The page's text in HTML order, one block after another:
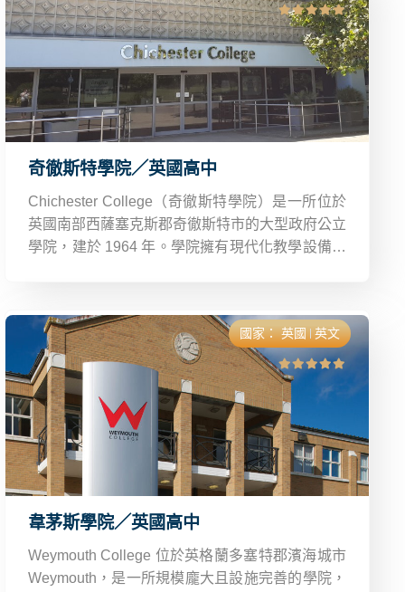
奇徹斯特學院／英國高中
Chichester College（奇徹斯特學院）是一所位於
英國南部西薩塞克斯郡奇徹斯特市的大型政府公立
學院，建於 1964 年。學院擁有現代化教學設備，
重。
國家： 英國 英文
韋茅斯學院／英國高中
Weymouth College 位於英格蘭多塞特郡濱海城市
Weymouth，是一所規模龐大且設施完善的學院，